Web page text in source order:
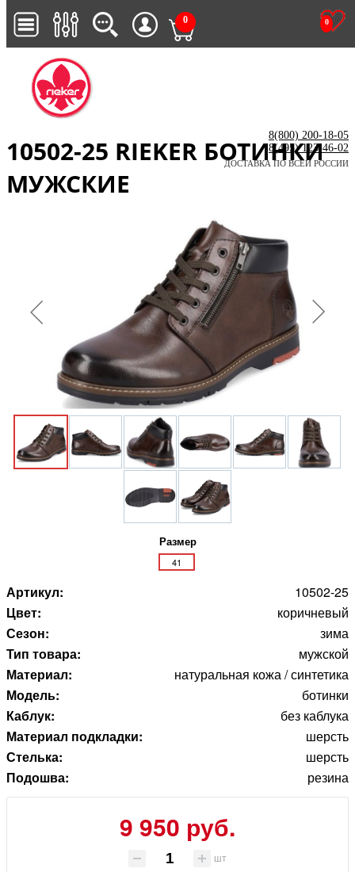
0
0
8(800) 200-18-05
8(495) 123-46-02
ДОСТАВКА ПО ВСЕЙ РОССИИ
10502-25 RIEKER БОТИНКИ
МУЖСКИЕ
Размер
41
Артикул:
10502-25
Цвет:
коричневый
Сезон:
зима
Тип товара:
мужской
Материал:
натуральная кожа / синтетика
Модель:
ботинки
Каблук:
без каблука
Материал подкладки:
шерсть
Стелька:
шерсть
Подошва:
резина
9 950 руб.
шт